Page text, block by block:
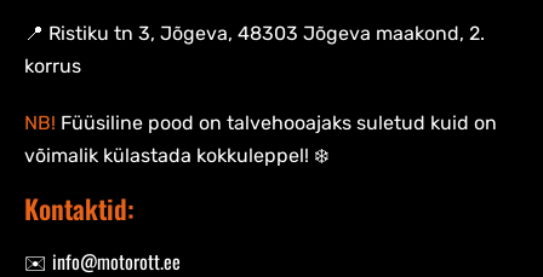
📍 Ristiku tn 3, Jõgeva, 48303 Jõgeva maakond, 2.
korrus
NB! Füüsiline pood on talvehooajaks suletud kuid on
võimalik külastada kokkuleppel! ❄️
Kontaktid:
✉️ info@motorott.ee